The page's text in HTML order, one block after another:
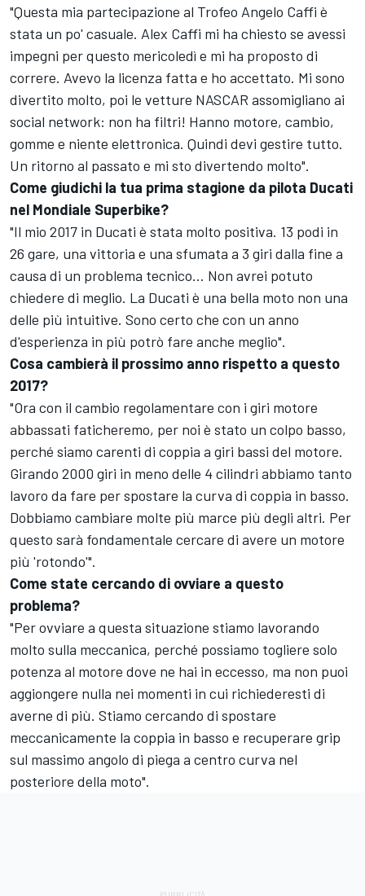
"Questa mia partecipazione al Trofeo Angelo Caffi è
stata un po' casuale. Alex Caffi mi ha chiesto se avessi
impegni per questo mericoledì e mi ha proposto di
correre. Avevo la licenza fatta e ho accettato. Mi sono
divertito molto, poi le vetture NASCAR assomigliano ai
social network: non ha filtri! Hanno motore, cambio,
gomme e niente elettronica. Quindi devi gestire tutto.
Un ritorno al passato e mi sto divertendo molto".
Come giudichi la tua prima stagione da pilota Ducati
nel Mondiale Superbike?
"Il mio 2017 in Ducati è stata molto positiva. 13 podi in
26 gare, una vittoria e una sfumata a 3 giri dalla fine a
causa di un problema tecnico... Non avrei potuto
chiedere di meglio. La Ducati è una bella moto non una
delle più intuitive. Sono certo che con un anno
d'esperienza in più potrò fare anche meglio".
Cosa cambierà il prossimo anno rispetto a questo
2017?
"Ora con il cambio regolamentare con i giri motore
abbassati faticheremo, per noi è stato un colpo basso,
perché siamo carenti di coppia a giri bassi del motore.
Girando 2000 giri in meno delle 4 cilindri abbiamo tanto
lavoro da fare per spostare la curva di coppia in basso.
Dobbiamo cambiare molte più marce più degli altri. Per
questo sarà fondamentale cercare di avere un motore
più 'rotondo'".
Come state cercando di ovviare a questo
problema?
"Per ovviare a questa situazione stiamo lavorando
molto sulla meccanica, perché possiamo togliere solo
potenza al motore dove ne hai in eccesso, ma non puoi
aggiongere nulla nei momenti in cui richiederesti di
averne di più. Stiamo cercando di spostare
meccanicamente la coppia in basso e recuperare grip
sul massimo angolo di piega a centro curva nel
posteriore della moto".